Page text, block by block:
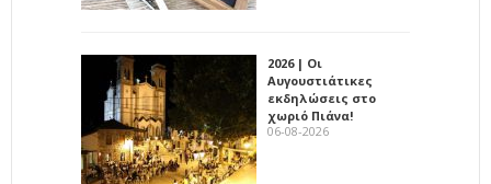
2026 | Οι
Αυγουστιάτικες
εκδηλώσεις στο
χωριό Πιάνα!
06-08-2026